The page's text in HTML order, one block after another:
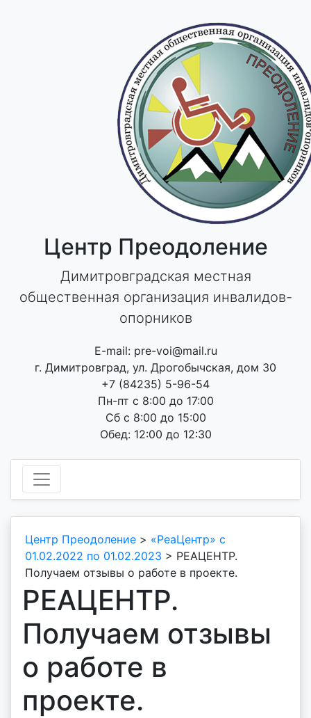
Центр Преодоление
Димитровградская местная
общественная организация инвалидов-
опорников
E-mail: pre-voi@mail.ru
г. Димитровград, ул. Дрогобычская, дом 30
+7 (84235) 5-96-54
Пн-пт с 8:00 до 17:00
Сб с 8:00 до 15:00
Обед: 12:00 до 12:30
Центр Преодоление > «РеаЦентр» с
01.02.2022 по 01.02.2023 > РЕАЦЕНТР.
Получаем отзывы о работе в проекте.
РЕАЦЕНТР.
Получаем отзывы
о работе в
проекте.